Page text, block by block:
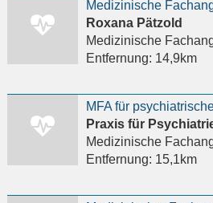
Roxana Pätzold
Medizinische
Entfernung: 14,9km
Medizinische
Entfernung: 15,1km